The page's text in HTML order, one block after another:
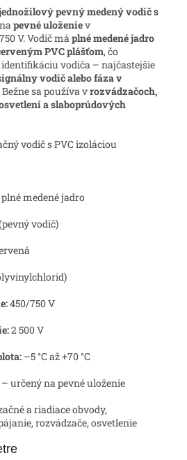
pevný medený vodič s
pevné uloženiev
V. Vodič máplné medené jadro
PVC plášťom, čo
vodiča – najčastejšie
vodič alebo fáza v
Bežne sa používa vrozvádzačoch,
a slaboprúdových
vodič s PVC izoláciou
plné medené jadro
vodič)
450/750 V
2 500 V
–5 °C až +70 °C
určený na pevné uloženie
a riadiace obvody,
rozvádzače, osvetlenie